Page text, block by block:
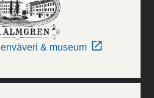
& museum